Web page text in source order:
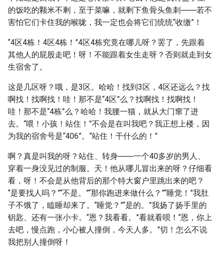
的饭吃的颗米不剩，至于菜嘛，就剩下鱼骨头鱼刺――若不
害怕它们卡住我的喉咙，我一定也会将它们统统“收缴”！
“4区4栋！4区4栋！”4区4栋究竟在哪儿呀？罢了，先跟着
其他人的屁股走吧！呀！不能跟着女生走呀？否则就走到女
生宿舍了。
这是几区呀？哦，是3区。哈哈！找到3区，4区还远么？找
啊找！找啊找！哇！那不是“4区”么？找啊找！找啊找！
哇！那不是“4栋”么？哈哈！我腰一猫，就从大门窜了进
去。“喂！小孩！站住！”不会是在叫我吧？我正想上楼，因
为我的宿舍号是“406”。“站住！干什么的！”
啊？真是叫我的呀？站住、转身――一个40多岁的男人、
穿着一身没见过的制服。天！他从哪儿冒出来的呀？仔细看
看，呀！不会是从他背后的那个特大窗户里跳出来的吧？
“是要找人吗？”“不是。”“那你跑进来做什么？”“睡觉！”我肚
子不饿了，瞌睡却来了。“睡觉？”“是的。”我扬了扬手里的
钥匙、还有一张小卡。“恩？我看看。”看就看呗！“恩，你上
去吧，慢点跑，小心被人撞倒，今天人多。”切！怎么不说
我把别人撞倒呀！